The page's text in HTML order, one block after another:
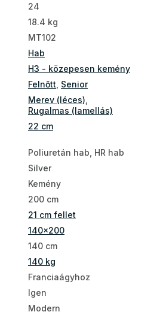
matracok
Szlovák matracok
Matracok a földre
matracok
állítható ágyrácsra
matracok
Nagy matracok
a franciaágyba
matracok
matracok
matrac 140x200
matracok 140x200
24
18.4 kg
MT102
Hab
H3 - közepesen kemény
Felnőtt Senior
Merev (léces)
Rugalmas (lamellás)
22 cm
Poliuretán hab, HR hab
Silver
Kemény
200 cm
21 cm fellet
140x200
140 cm
140 kg
Franciaágyhoz
Igen
Modern